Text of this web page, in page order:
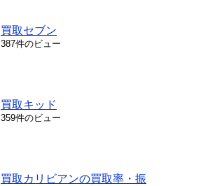
買取セブン
387件のビュー
買取キッド
359件のビュー
買取カリビアンの買取率・振